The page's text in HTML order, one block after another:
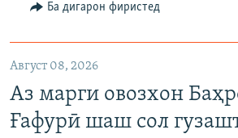
Ба дигарон фиристед
Август 08, 2026
Аз марги овозхон
Ғафурӣ шаш сол